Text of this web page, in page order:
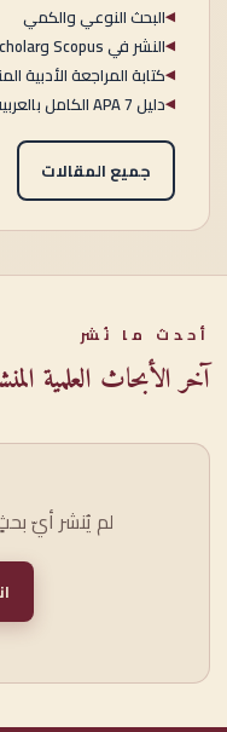
◀البحث النوعي والكمي
◀النشر في Scopus وGoogle Scholar
◀كتابة المراجعة الأدبية
◀دليل APA 7 الكامل بالعربية
جميع المقالات
أحدث ما نُشر
آخر الأبحاث العلمية
لم يُنشر أيّ